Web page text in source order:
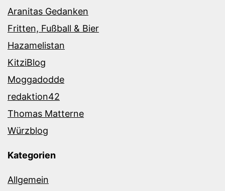
Aranitas Gedanken
Fritten, Fußball & Bier
Hazamelistan
KitziBlog
Moggadodde
redaktion42
Thomas Matterne
Würzblog
Kategorien
Allgemein